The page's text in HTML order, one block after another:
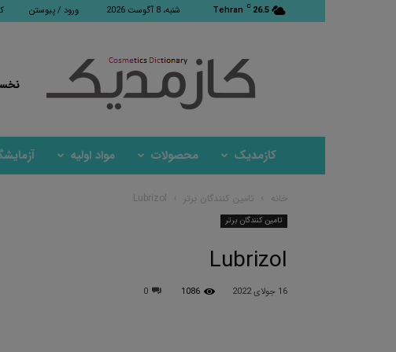
26.5
C
Tehran شنبه، 8 آگوست 2026 ورود / پیوستن
کازمدیک محصولات مواد اولیه
خانه تامین کنندگان برتر Lubrizol
تامین کنندگان برتر
Lubrizol
16 جولای 2022 1086
0